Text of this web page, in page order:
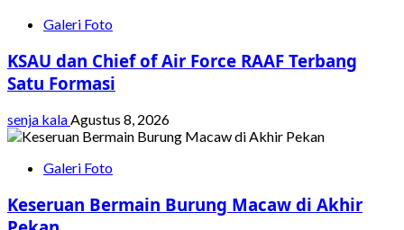
Galeri Foto
KSAU dan Chief of Air Force RAAF Terbang
Satu Formasi
senja kalaAgustus 8, 2026
Galeri Foto
Keseruan Bermain Burung Macaw di Akhir